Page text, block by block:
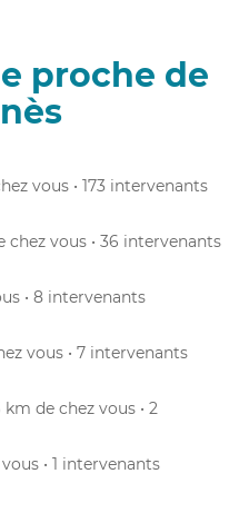
proche de
vous • 173 intervenants
chez vous • 36 intervenants
• 8 intervenants
vous • 7 intervenants
km de chez vous • 2
• 1 intervenants